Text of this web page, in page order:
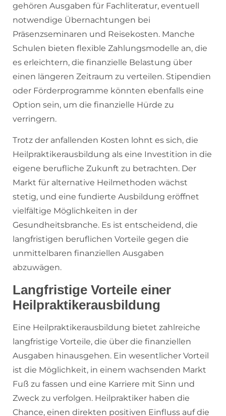
gehören Ausgaben für Fachliteratur, eventuell
notwendige Übernachtungen bei
Präsenzseminaren und Reisekosten. Manche
Schulen bieten flexible Zahlungsmodelle an, die
es erleichtern, die finanzielle Belastung über
einen längeren Zeitraum zu verteilen. Stipendien
oder Förderprogramme könnten ebenfalls eine
Option sein, um die finanzielle Hürde zu
verringern.
Trotz der anfallenden Kosten lohnt es sich, die
Heilpraktikerausbildung als eine Investition in die
eigene berufliche Zukunft zu betrachten. Der
Markt für alternative Heilmethoden wächst
stetig, und eine fundierte Ausbildung eröffnet
vielfältige Möglichkeiten in der
Gesundheitsbranche. Es ist entscheidend, die
langfristigen beruflichen Vorteile gegen die
unmittelbaren finanziellen Ausgaben
abzuwägen.
Langfristige Vorteile einer
Heilpraktikerausbildung
Eine Heilpraktikerausbildung bietet zahlreiche
langfristige Vorteile, die über die finanziellen
Ausgaben hinausgehen. Ein wesentlicher Vorteil
ist die Möglichkeit, in einem wachsenden Markt
Fuß zu fassen und eine Karriere mit Sinn und
Zweck zu verfolgen. Heilpraktiker haben die
Chance, einen direkten positiven Einfluss auf die